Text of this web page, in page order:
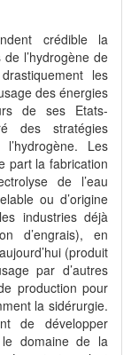
crédible la
l’hydrogène de
les
des énergies
de ses Etats-
des stratégies
Les
part la fabrication
de l’eau
ou d’origine
industries déjà
d’engrais), en
(produit
par d’autres
production pour
la sidérurgie.
de développer
le domaine de la